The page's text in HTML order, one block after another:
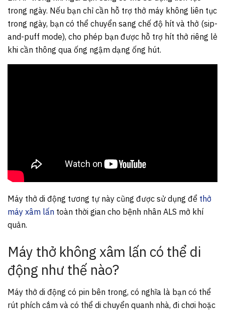
trong ngày. Nếu bạn chỉ cần hỗ trợ thở máy không liên tục
trong ngày, bạn có thể chuyển sang chế độ hít và thở (sip-
and-puff mode), cho phép bạn được hỗ trợ hít thở riêng lẻ
khi cần thông qua ống ngậm dạng ống hút.
Máy thở di động tương tự này cũng được sử dụng để thở
máy xâm lấn toàn thời gian cho bệnh nhân ALS mở khí
quản.
Máy thở không xâm lấn có thể di
động như thế nào?
Máy thở di động có pin bên trong, có nghĩa là bạn có thể
rút phích cắm và có thể di chuyển quanh nhà, đi chơi hoặc